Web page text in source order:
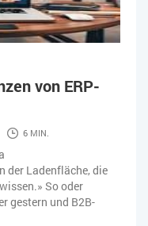
von ERP-
6 MIN.
der Ladenfläche, die
So oder
gestern und B2B-